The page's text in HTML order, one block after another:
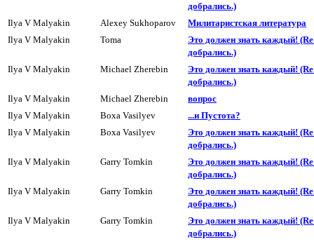
добpались.)
Ilya V Malyakin
Alexey Sukhoparov
Милитаpистская литеpатypа
Ilya V Malyakin
Toma
Это должен знать каждый!
добpались.)
Ilya V Malyakin
Michael Zherebin
Это должен знать каждый!
добpались.)
Ilya V Malyakin
Michael Zherebin
вопpос
Ilya V Malyakin
Boxa Vasilyev
...и Пyстота?
Ilya V Malyakin
Boxa Vasilyev
Это должен знать каждый!
добpались.)
Ilya V Malyakin
Garry Tomkin
Это должен знать каждый!
добpались.)
Ilya V Malyakin
Garry Tomkin
Это должен знать каждый!
добpались.)
Ilya V Malyakin
Garry Tomkin
Это должен знать каждый!
добpались.)